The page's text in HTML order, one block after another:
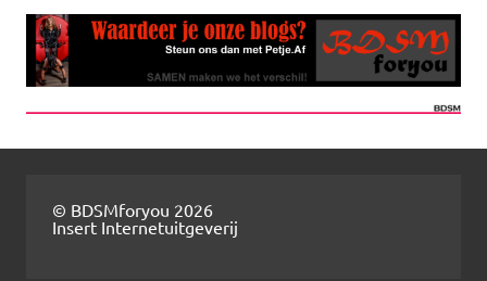
© BDSMforyou 2026
Insert Internetuitgeverij